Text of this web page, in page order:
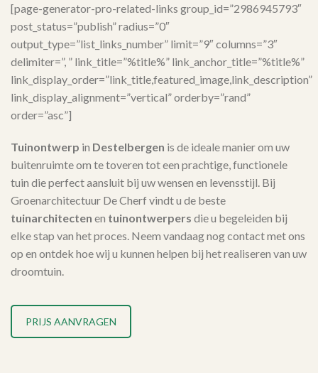
[page-generator-pro-related-links group_id=”2986945793″
post_status=”publish” radius=”0″
output_type=”list_links_number” limit=”9″ columns=”3″
delimiter=”, ” link_title=”%title%” link_anchor_title=”%title%”
link_display_order=”link_title,featured_image,link_description”
link_display_alignment=”vertical” orderby=”rand”
order=”asc”]
Tuinontwerp in Destelbergen is de ideale manier om uw
buitenruimte om te toveren tot een prachtige, functionele
tuin die perfect aansluit bij uw wensen en levensstijl. Bij
Groenarchitectuur De Cherf vindt u de beste
tuinarchitecten en tuinontwerpers die u begeleiden bij
elke stap van het proces. Neem vandaag nog contact met ons
op en ontdek hoe wij u kunnen helpen bij het realiseren van uw
droomtuin.
PRIJS AANVRAGEN